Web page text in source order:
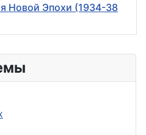
Новой Эпохи (1934-38